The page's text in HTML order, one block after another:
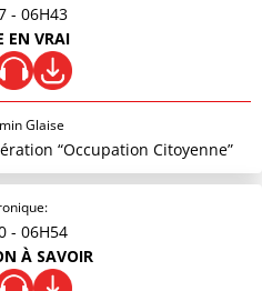
- 06H43
EN VRAI
Glaise
“Occupation Citoyenne”
- 06H54
À SAVOIR